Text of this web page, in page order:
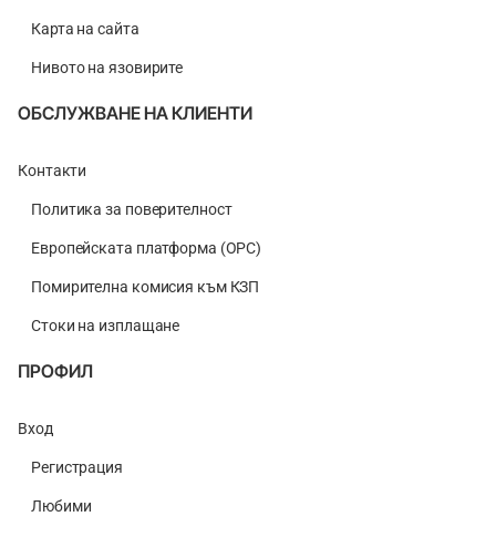
Карта на сайта
Нивото на язовирите
ОБСЛУЖВАНЕ НА КЛИЕНТИ
Контакти
Политика за поверителност
Европейската платформа (ОРС)
Помирителна комисия към КЗП
Стоки на изплащане
ПРОФИЛ
Вход
Регистрация
Любими